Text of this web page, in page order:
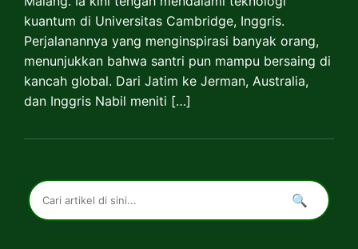
kuantum di Universitas Cambridge, Inggris.
Perjalanannya yang menginspirasi banyak orang,
menunjukkan bahwa santri pun mampu bersaing di
kancah global. Dari Jatim ke Jerman, Australia,
dan Inggris Nabil meniti […]
🔍